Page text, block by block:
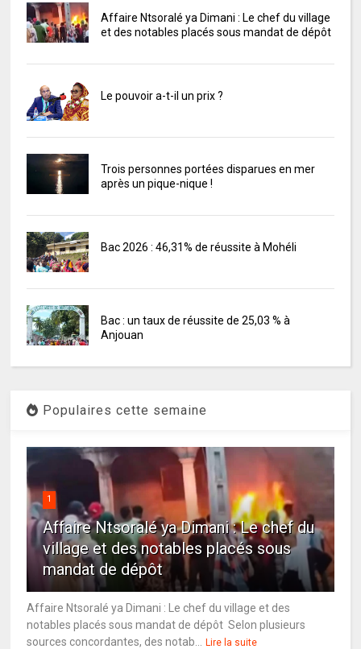
Affaire Ntsoralé ya Dimani : Le chef du village
et des notables placés sous mandat de dépôt
Le pouvoir a-t-il un prix ?
Trois personnes portées disparues en mer
après un pique-nique !
Bac 2026 : 46,31% de réussite à Mohéli
Bac : un taux de réussite de 25,03 % à
Anjouan
Populaires cette semaine
1
Affaire Ntsoralé ya Dimani : Le chef du
village et des notables placés sous
mandat de dépôt
Affaire Ntsoralé ya Dimani : Le chef du village et des
notables placés sous mandat de dépôt Selon plusieurs
sources concordantes, des notab...
Lire la suite